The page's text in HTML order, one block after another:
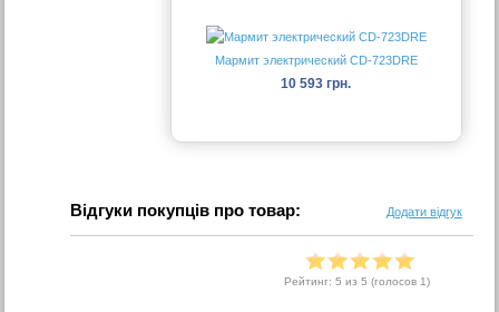
Мармит электрический CD-723DRE
10 593 грн.
Відгуки покупців про товар: Додати відгук
Рейтинг: 5 из 5 (голосов 1)